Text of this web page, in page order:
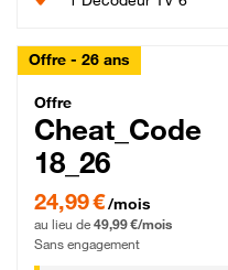
Offre - 26 ans
Cheat_Code
Offre
Cheat_Code
18_26
24,99 € par mois pendant 0
24,99 €/mois
au lieu de 49,99 €/mois
Sans engagement